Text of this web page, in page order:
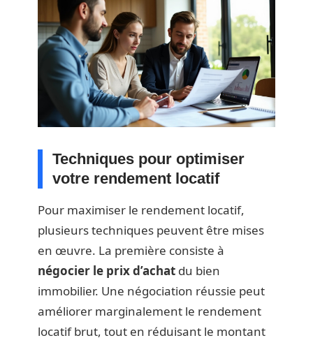
Techniques pour optimiser
votre rendement locatif
Pour maximiser le rendement locatif,
plusieurs techniques peuvent être mises
en œuvre. La première consiste à
négocier le prix d’achat du bien
immobilier. Une négociation réussie peut
améliorer marginalement le rendement
locatif brut, tout en réduisant le montant